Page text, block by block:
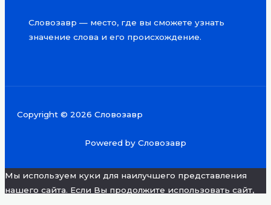
Словозавр — место, где вы сможете узнать
значение слова и его происхождение.
Copyright © 2026 Словозавр
Powered by Словозавр
Мы используем куки для наилучшего представления
нашего сайта. Если Вы продолжите использовать сайт,